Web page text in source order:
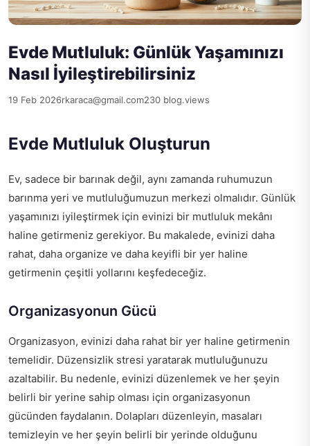
Evde Mutluluk: Günlük Yaşamınızı
Nasıl İyileştirebilirsiniz
19 Feb 2026rkaraca@gmail.com230 blog.views
Evde Mutluluk Oluşturun
Ev, sadece bir barınak değil, aynı zamanda ruhumuzun
barınma yeri ve mutluluğumuzun merkezi olmalıdır. Günlük
yaşamınızı iyileştirmek için evinizi bir mutluluk mekânı
haline getirmeniz gerekiyor. Bu makalede, evinizi daha
rahat, daha organize ve daha keyifli bir yer haline
getirmenin çeşitli yollarını keşfedeceğiz.
Organizasyonun Gücü
Organizasyon, evinizi daha rahat bir yer haline getirmenin
temelidir. Düzensizlik stresi yaratarak mutluluğunuzu
azaltabilir. Bu nedenle, evinizi düzenlemek ve her şeyin
belirli bir yerine sahip olması için organizasyonun
gücünden faydalanın. Dolapları düzenleyin, masaları
temizleyin ve her şeyin belirli bir yerinde olduğunu